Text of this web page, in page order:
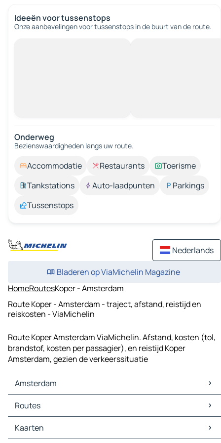
Ideeën voor tussenstops
Onze aanbevelingen voor tussenstops in de buurt van de route.
Onderweg
Bezienswaardigheden langs uw route.
Accommodatie Restaurants
Toerisme
Tankstations
Auto-laadpunten
Parkings
Tussenstops
Nederlands
Bladeren op ViaMichelin Magazine
HomeRoutesKoper - Amsterdam
Route Koper - Amsterdam - traject, afstand, reistijd en
reiskosten - ViaMichelin
Route Koper Amsterdam ViaMichelin. Afstand, kosten (tol,
brandstof, kosten per passagier), en reistijd Koper
Amsterdam, gezien de verkeerssituatie
Amsterdam
Amsterdam Kaarten
Amsterdam Verkeer
Amsterdam Hotels
Amsterdam Restaurants
Routes
Routes Amsterdam - 's-Gravenhage
Routes Amsterdam - Rotterdam
Kaarten